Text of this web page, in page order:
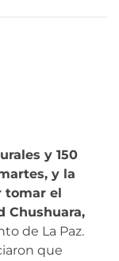
y 150
y la
tomar el
Chushuara,
de La Paz.
que